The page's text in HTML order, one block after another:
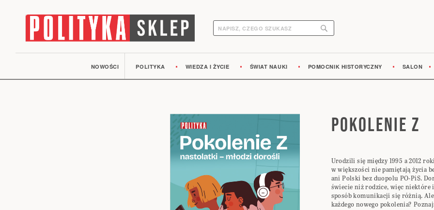
Search
NOWOŚCI POLITYKA WIEDZA I ŻYCIE ŚWIAT NAUKI POMOCNIK HISTORYCZNY SALON
Przejdź
POKOLENIE Z
Urodzili się między 1995 a 2012
w większości nie pamiętają życia
ani Polski bez duopolu PO-PiS.
świecie niż rodzice, więc niektóre
sposób komunikacji się różnią.
każdego nowego pokolenia?